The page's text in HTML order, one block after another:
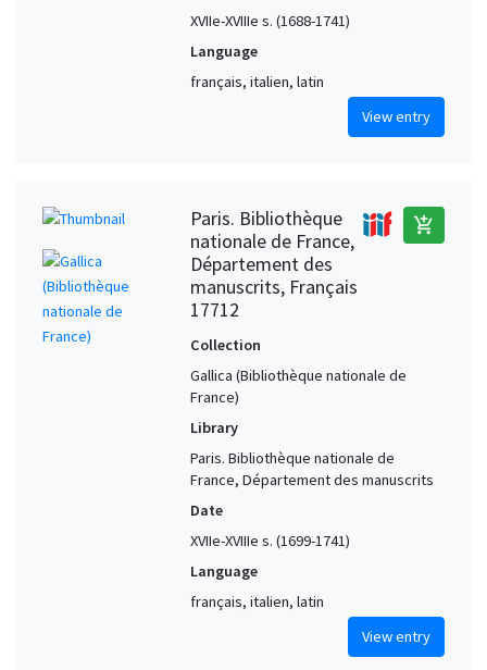
XVIIe-XVIIIe s. (1688-1741)
Language
français, italien, latin
View entry
Paris. Bibliothèque
nationale de France,
Département des
manuscrits, Français
17712
add_shopping_cart
Collection
Gallica (Bibliothèque nationale de
France)
Library
Paris. Bibliothèque nationale de
France, Département des manuscrits
Date
XVIIe-XVIIIe s. (1699-1741)
Language
français, italien, latin
View entry